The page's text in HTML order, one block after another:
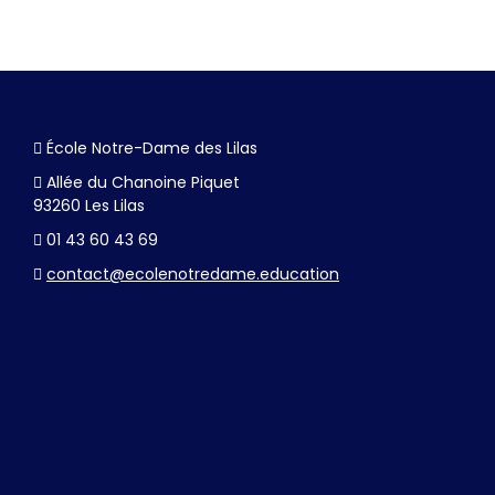
École Notre-Dame des Lilas
Allée du Chanoine Piquet
93260 Les Lilas
01 43 60 43 69
contact@ecolenotredame.education